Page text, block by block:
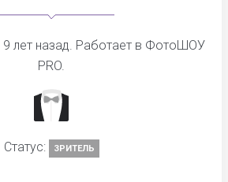
9 лет назад. Работает в ФотоШОУ
PRO.
Статус: ЗРИТЕЛЬ